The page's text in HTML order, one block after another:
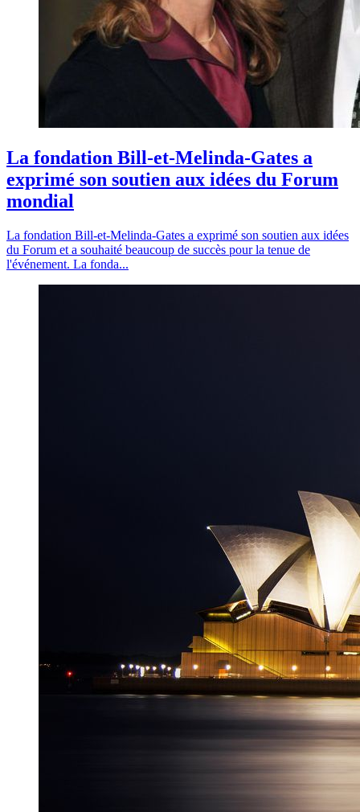
La fondation Bill-et-Melinda-Gates a
exprimé son soutien aux idées du Forum
mondial
La fondation Bill-et-Melinda-Gates a exprimé son soutien aux idées
du Forum et a souhaité beaucoup de succès pour la tenue de
l'événement. La fonda...